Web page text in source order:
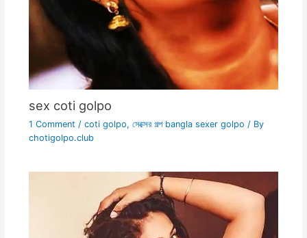
sex coti golpo
1 Comment / coti golpo, সেক্সের গল্প bangla sexer golpo / By
chotigolpo.club